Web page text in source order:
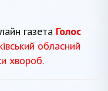
газета Голос
обласний
хвороб.